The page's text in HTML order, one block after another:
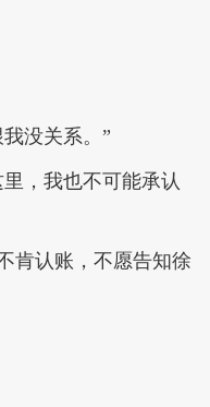
没关系。”
，我也不可能承认
肯认账，不愿告知徐